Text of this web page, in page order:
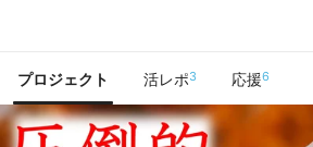
プロジェクト 活レポ3 応援6